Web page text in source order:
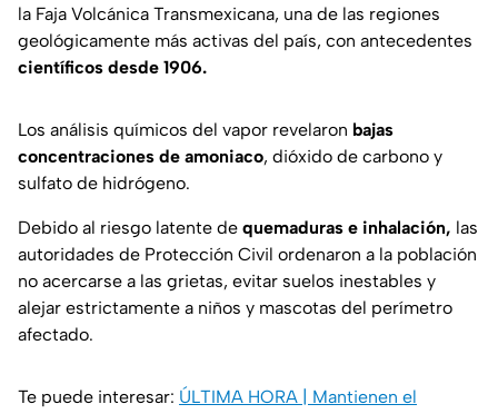
la Faja Volcánica Transmexicana, una de las regiones
geológicamente más activas del país, con antecedentes
científicos desde 1906.
Los análisis químicos del vapor revelaron bajas
concentraciones de amoniaco, dióxido de carbono y
sulfato de hidrógeno.
Debido al riesgo latente de quemaduras e inhalación, las
autoridades de Protección Civil ordenaron a la población
no acercarse a las grietas, evitar suelos inestables y
alejar estrictamente a niños y mascotas del perímetro
afectado.
Te puede interesar: ÚLTIMA HORA | Mantienen el